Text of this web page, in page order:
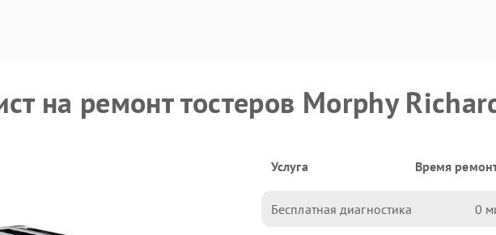
на ремонт тостеров Morphy
Услуга Время
Бесплатная диагностика 0